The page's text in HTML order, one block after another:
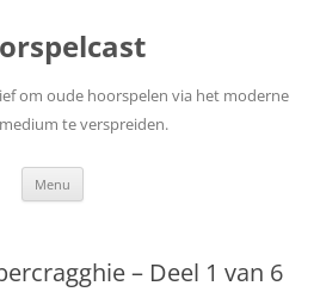
om oude hoorspelen via het moderne
te verspreiden.
Menu
– Deel 1 van 6